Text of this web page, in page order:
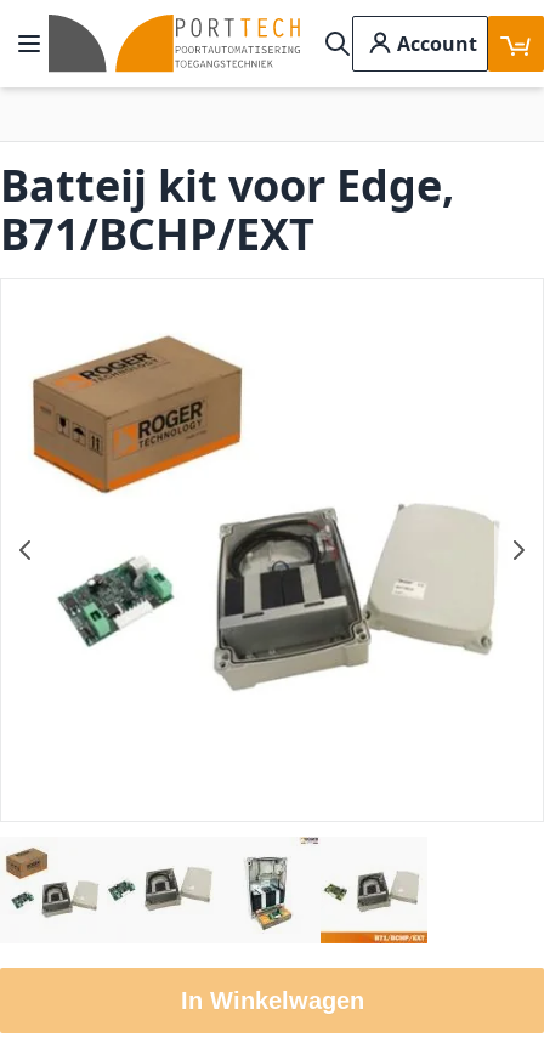
Ga naar de inhoud
Toggle Nav
Search
Account
In Winkelwagen
Batteij kit voor Edge,
B71/BCHP/EXT